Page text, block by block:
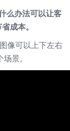
么办法可以让客
成本。
像可以上下左右
景。